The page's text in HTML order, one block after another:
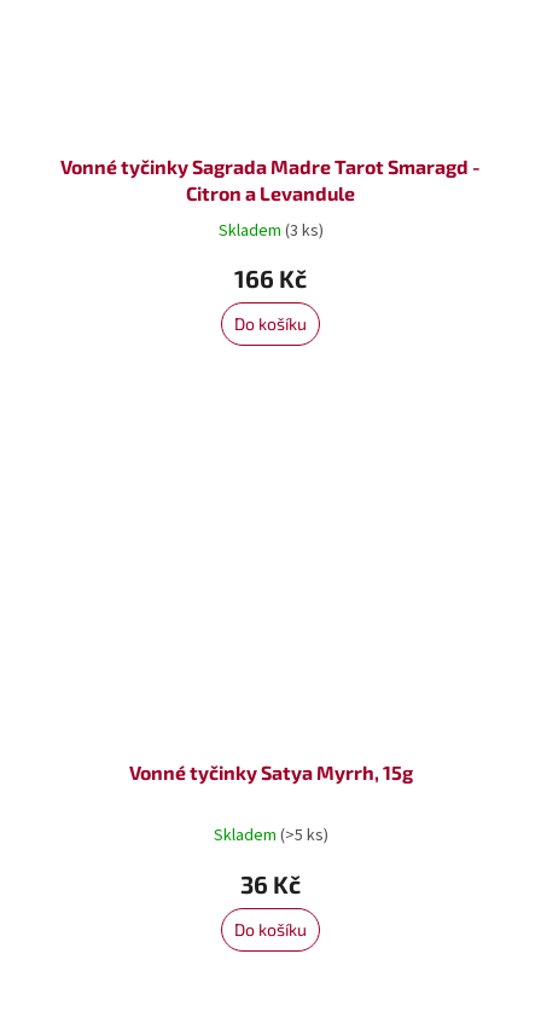
Vonné tyčinky Sagrada Madre Tarot Smaragd -
Citron a Levandule
Skladem (3 ks)
166 Kč
Do košíku
Vonné tyčinky Satya Myrrh, 15g
Skladem (>5 ks)
36 Kč
Do košíku